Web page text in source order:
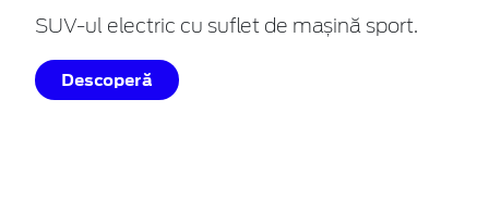
SUV-ul electric cu suflet de mașină sport.
Descoperă